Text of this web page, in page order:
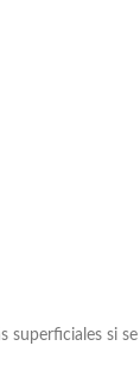
superficiales si se